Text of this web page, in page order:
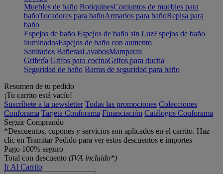
Muebles de baño BotiquinesConjuntos de muebles para
bañoTocadores para bañoArmarios para bañoRepisa para
baño
Espejos de baño Espejos de baño sin LuzEspejos de baño
iluminadosEspejos de baño con aumento
Sanitarios BañerasLavabosMamparas
Grifería Grifos para cocinaGrifos para ducha
Seguridad de baño Barras de seguridad para baño
Resumen de tu pedido
¡Tu carrito está vacío!
Suscríbete a la newsletter Todas las promociones Colecciones
Conforama Tarjeta Conforama Financiación Catálogos Conforama
Seguir Comprando
*Descuentos, cupones y servicios son aplicados en el carrito. Haz
clic en Tramitar Pedido para ver estos descuentos e importes
Pago 100% seguro
Total con descuento (IVA incluido*)
Ir Al Carrito